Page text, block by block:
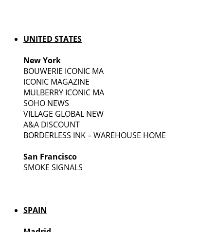
UNITED STATES
New York
BOUWERIE ICONIC MA
ICONIC MAGAZINE
MULBERRY ICONIC MA
SOHO NEWS
VILLAGE GLOBAL NEW
A&A DISCOUNT
BORDERLESS INK – WAREHOUSE HOME
San Francisco
SMOKE SIGNALS
SPAIN